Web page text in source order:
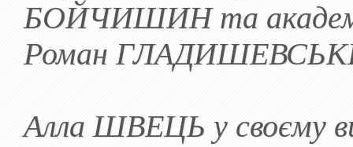
БОЙЧИШИН та
Роман
Алла ШВЕЦЬ у своєму